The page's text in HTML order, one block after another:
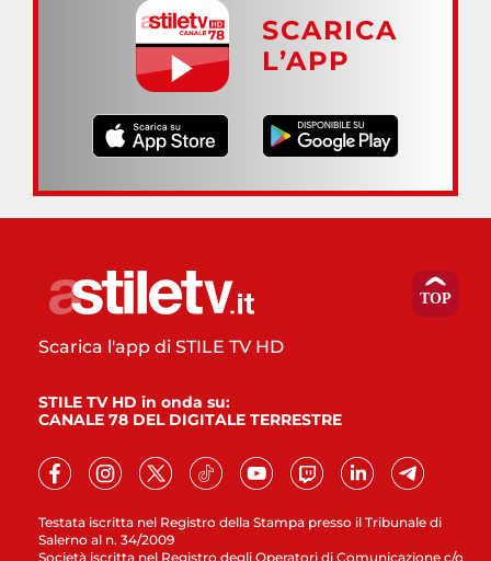
SCARICA
L’APP
Testata iscritta nel Registro della Stampa presso il Tribunale di
Salerno al n. 34/2009
Società iscritta nel Registro degli Operatori di Comunicazione c/o
Scarica l'app di STILE TV HD
STILE TV HD in onda su:
CANALE 78 DEL DIGITALE TERRESTRE